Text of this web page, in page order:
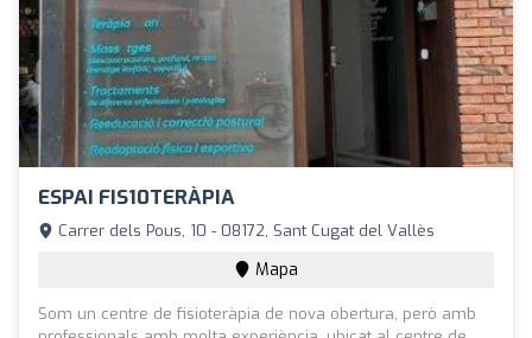
ESPAI FIS10TERÀPIA
Carrer dels Pous, 10 - 08172, Sant Cugat del Vallès
Mapa
Som un centre de fisioteràpia de nova obertura, però amb